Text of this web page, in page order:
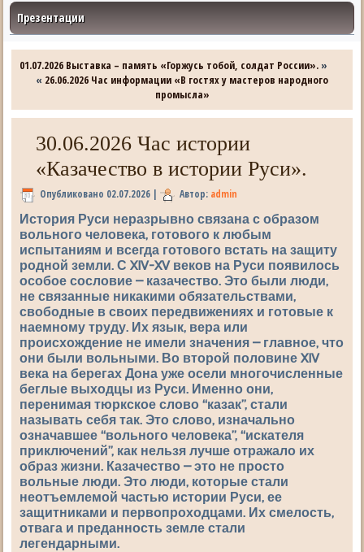
Презентации
01.07.2026 Выставка – память «Горжусь тобой, солдат России». »
« 26.06.2026 Час информации «В гостях у мастеров народного
промысла»
30.06.2026 Час истории
«Казачество в истории Руси».
Опубликовано 02.07.2026 | Автор: admin
История Руси неразрывно связана с образом
вольного человека, готового к любым
испытаниям и всегда готового встать на защиту
родной земли. С XIV-XV веков на Руси появилось
особое сословие– казачество. Это были люди,
не связанные никакими обязательствами,
свободные в своих передвижениях и готовые к
наемному труду. Их язык, вера или
происхождение не имели значения – главное, что
они были вольными. Во второй половине XIV
века на берегах Дона уже осели многочисленные
беглые выходцы из Руси. Именно они,
перенимая тюркское слово “казак”, стали
называть себя так. Это слово, изначально
означавшее “вольного человека”, “искателя
приключений”, как нельзя лучше отражало их
образ жизни. Казачество – это не просто
вольные люди. Это люди, которые стали
неотъемлемой частью истории Руси, ее
защитниками и первопроходцами. Их смелость,
отвага и преданность земле стали
легендарными.